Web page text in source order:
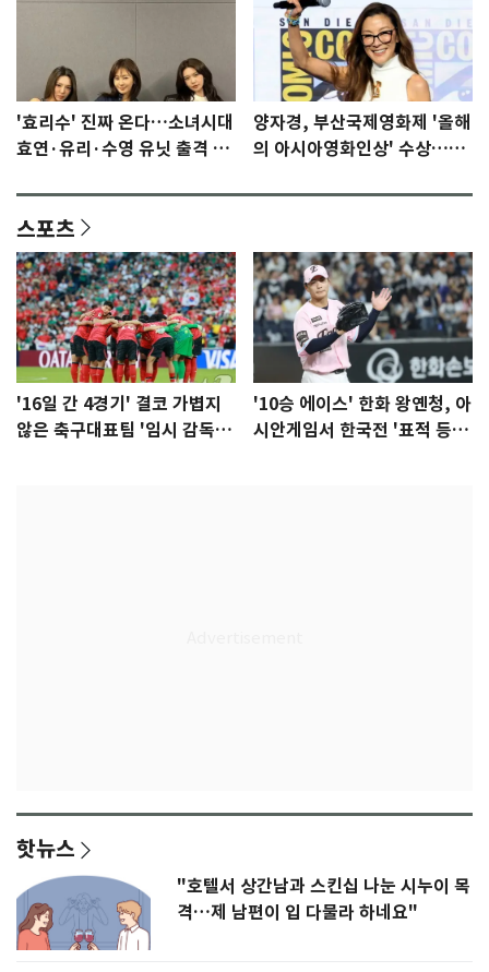
'효리수' 진짜 온다…소녀시대
효연·유리·수영 유닛 출격 [N
양자경, 부산국제영화제 '올해
의 아시아영화인상' 수상…15
스포츠
'16일 간 4경기' 결코 가볍지
않은 축구대표팀 '임시 감독'
'10승 에이스' 한화 왕옌청, 아
시안게임서 한국전 '표적 등
핫뉴스
"호텔서 상간남과 스킨십 나눈 시누이 목
격…제 남편이 입 다물라 하네요"